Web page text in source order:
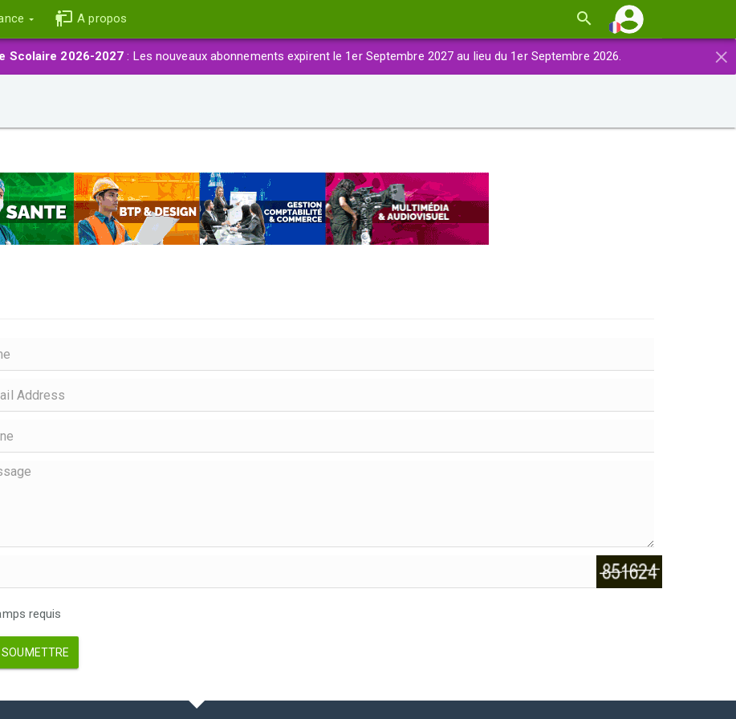
A propos
×
Scolaire 2026-2027 : Les nouveaux abonnements expirent le 1er Septembre 2027 au lieu du 1er Septembre 2026.
requis
SOUMETTRE